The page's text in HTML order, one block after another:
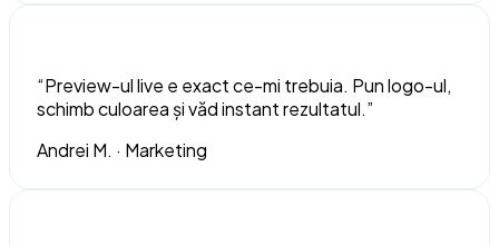
“Preview-ul live e exact ce-mi trebuia. Pun logo-ul,
schimb culoarea și văd instant rezultatul.”
Andrei M. · Marketing